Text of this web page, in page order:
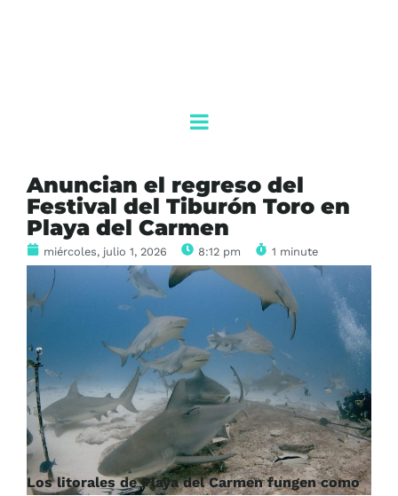
Anuncian el regreso del
Festival del Tiburón Toro en
Playa del Carmen
miércoles, julio 1, 2026 8:12 pm 1 minute
Los litorales de Playa del Carmen fungen como